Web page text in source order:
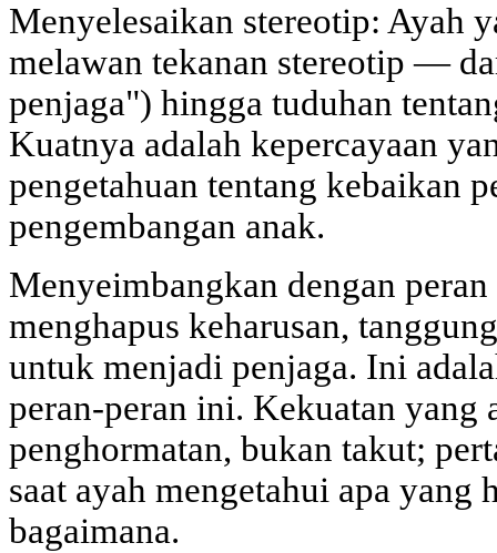
Menyelesaikan stereotip: Ayah
melawan tekanan stereotip —
penjaga") hingga tuduhan
Kuatnya adalah kepercayaan
pengetahuan tentang kebaikan
pengembangan anak.
Menyeimbangkan dengan
menghapus keharusan,
untuk menjadi penjaga. Ini
peran-peran ini. Kekuatan yang
penghormatan, bukan takut;
saat ayah mengetahui apa yang
bagaimana.